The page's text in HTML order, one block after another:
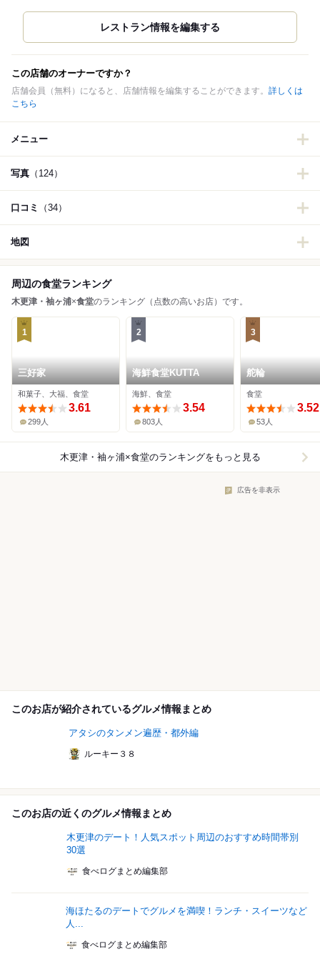
この店舗のオーナーですか？
店舗会員（無料）になると、店舗情報を編集することができます。 詳しくは
こちら
メニュー
写真 （124）
口コミ （34）
地図
周辺の食堂ランキング
木更津・袖ヶ浦×食堂のランキング（点数の高いお店）です。
1
三好家
和菓子、大福、食堂
3.61
299人
2
海鮮食堂KUTTA
海鮮、食堂
3.54
803人
3
舵輪
食堂
3.52
53人
木更津・袖ヶ浦×食堂のランキングをもっと見る
広告を非表示
このお店が紹介されているグルメ情報まとめ
アタシのタンメン遍歴・都外編
ルーキー３８
このお店の近くのグルメ情報まとめ
木更津のデート！人気スポット周辺のおすすめ時間帯別
30選
食べログまとめ編集部
海ほたるのデートでグルメを満喫！ランチ・スイーツなど
人...
食べログまとめ編集部